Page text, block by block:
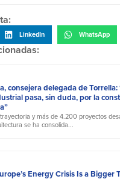
LinkedIn WhatsApp
consejera delegada de
pasa, sin duda, por la
y más de 4.200 proyectos
se ha consolida...
Energy Crisis Is a Bigger